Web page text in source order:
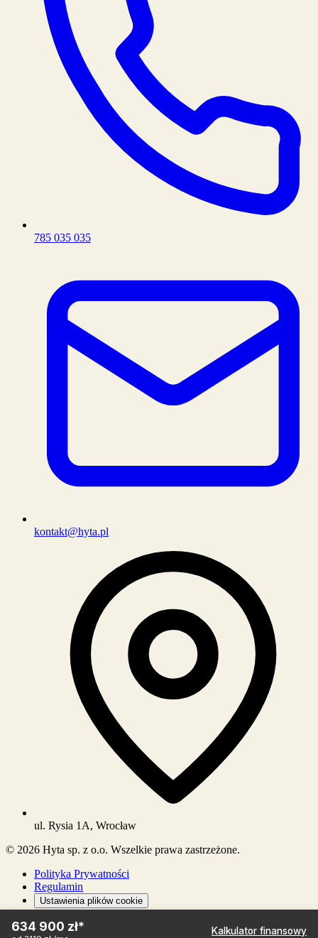
634 900 zł* Kalkulator finansowy
785 035 035
kontakt@hyta.pl
ul. Rysia 1A, Wrocław
© 2026 Hyta sp. z o.o. Wszelkie prawa zastrzeżone.
Polityka Prywatności
Regulamin
Ustawienia plików cookie
Wizualizacje na stronie mają charakter poglądowy.